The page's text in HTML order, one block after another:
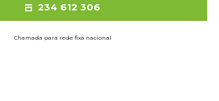
234 612 306
Chamada para rede fixa nacional